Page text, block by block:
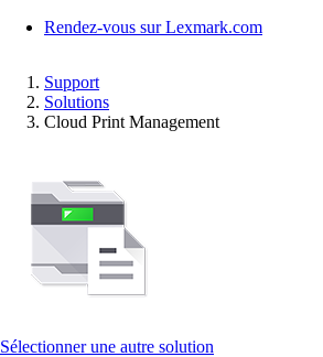
Rendez-vous sur Lexmark.com
Support
Solutions
Cloud Print Management
Sélectionner une autre solution